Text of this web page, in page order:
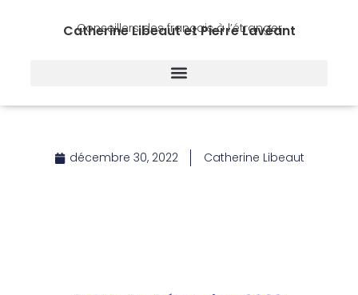
Catherine Libeaut et Pierre Lavéant
Conseillers des français à l’étranger
décembre 30, 2022 Catherine Libeaut